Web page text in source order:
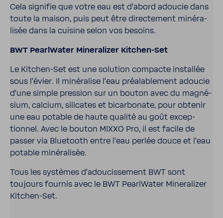
Cela signifie que votre eau est d’abord adoucie dans
toute la maison, puis peut être direc­te­ment miné­ra­
lisée dans la cuisine selon vos besoins.
BWT Pearl­Water Mine­ra­lizer Kitchen-​Set
Le Kitchen-​Set est une solu­tion compacte installée
sous l’évier. Il miné­ra­lise l’eau préa­la­ble­ment adoucie
d’une simple pres­sion sur un bouton avec du magné­
sium, calcium, sili­cates et bicar­bo­nate, pour obtenir
une eau potable de haute qualité au goût excep­
tionnel. Avec le bouton MIXXO Pro, il est facile de
passer via Blue­tooth entre l’eau perlée douce et l’eau
potable miné­ra­lisée.
Tous les systèmes d’adou­cis­se­ment BWT sont
toujours fournis avec le BWT Pearl­Water Mine­ra­lizer
Kitchen-​Set.